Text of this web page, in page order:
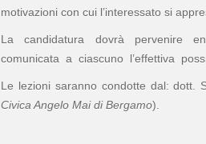
motivazioni con cui l’interessato si
La candidatura dovrà pervenire
comunicata a ciascuno l’effettiva
Le lezioni saranno condotte dal: dott.
Civica Angelo Mai di Bergamo).